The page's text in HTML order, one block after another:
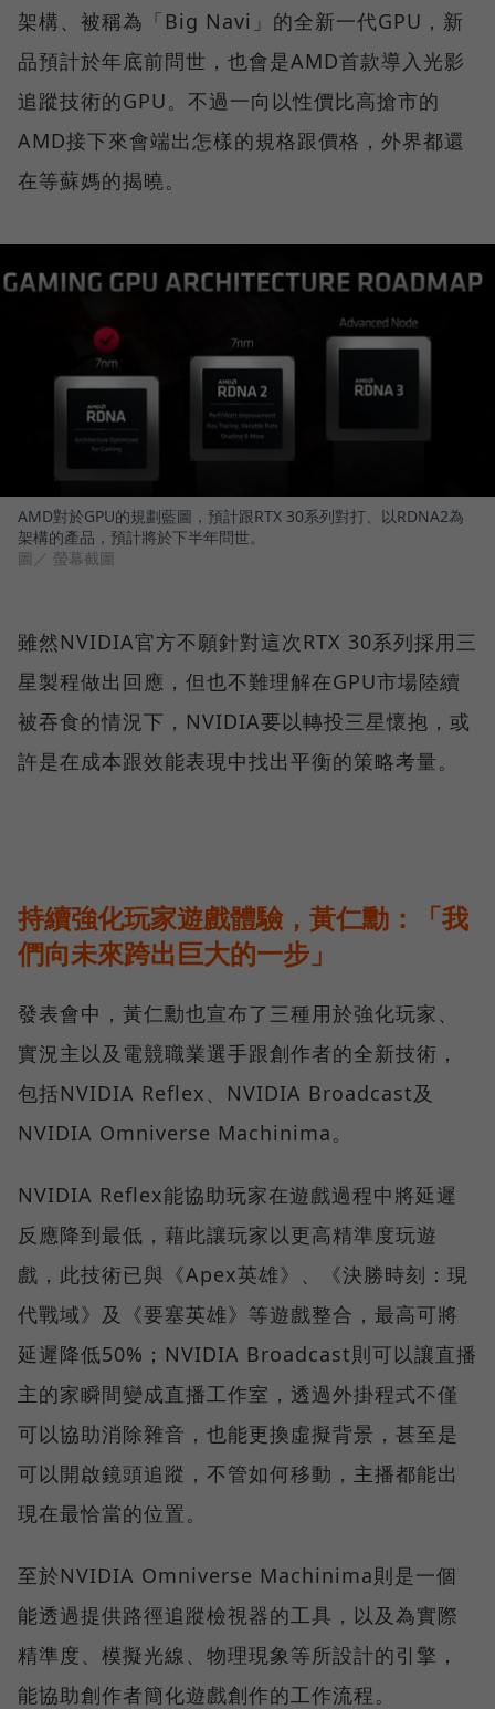
架構、被稱為「Big Navi」的全新一代GPU，新
品預計於年底前問世，也會是AMD首款導入光影
追蹤技術的GPU。不過一向以性價比高搶市的
AMD接下來會端出怎樣的規格跟價格，外界都還
在等蘇媽的揭曉。
AMD對於GPU的規劃藍圖，預計跟RTX 30系列對打、以RDNA2為
架構的產品，預計將於下半年問世。
圖／ 螢幕截圖
雖然NVIDIA官方不願針對這次RTX 30系列採用三
星製程做出回應，但也不難理解在GPU市場陸續
被吞食的情況下，NVIDIA要以轉投三星懷抱，或
許是在成本跟效能表現中找出平衡的策略考量。
持續強化玩家遊戲體驗，黃仁勳：「我
們向未來跨出巨大的一步」
發表會中，黃仁勳也宣布了三種用於強化玩家、
實況主以及電競職業選手跟創作者的全新技術，
包括NVIDIA Reflex、NVIDIA Broadcast及
NVIDIA Omniverse Machinima。
NVIDIA Reflex能協助玩家在遊戲過程中將延遲
反應降到最低，藉此讓玩家以更高精準度玩遊
戲，此技術已與《Apex英雄》、《決勝時刻：現
代戰域》及《要塞英雄》等遊戲整合，最高可將
延遲降低50%；NVIDIA Broadcast則可以讓直播
主的家瞬間變成直播工作室，透過外掛程式不僅
可以協助消除雜音，也能更換虛擬背景，甚至是
可以開啟鏡頭追蹤，不管如何移動，主播都能出
現在最恰當的位置。
至於NVIDIA Omniverse Machinima則是一個
能透過提供路徑追蹤檢視器的工具，以及為實際
精準度、模擬光線、物理現象等所設計的引擎，
能協助創作者簡化遊戲創作的工作流程。